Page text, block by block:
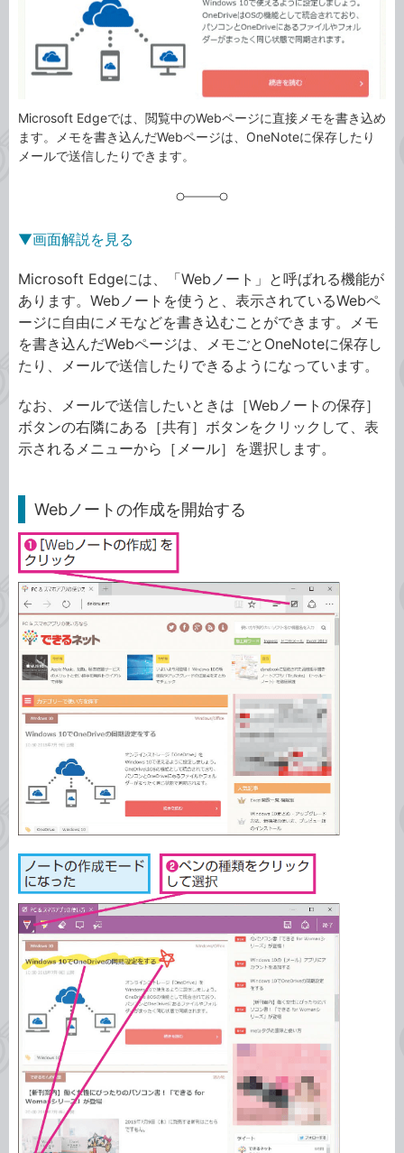
Microsoft Edgeでは、閲覧中のWebページに直接メモを書き込め
ます。メモを書き込んだWebページは、OneNoteに保存したり
メールで送信したりできます。
▼画面解説を見る
Microsoft Edgeには、「Webノート」と呼ばれる機能が
あります。Webノートを使うと、表示されているWebペ
ージに自由にメモなどを書き込むことができます。メモ
を書き込んだWebページは、メモごとOneNoteに保存し
たり、メールで送信したりできるようになっています。
なお、メールで送信したいときは［Webノートの保存］
ボタンの右隣にある［共有］ボタンをクリックして、表
示されるメニューから［メール］を選択します。
Webノートの作成を開始する